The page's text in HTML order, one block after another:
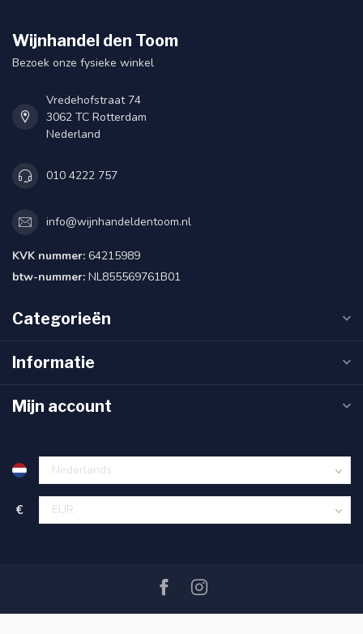
Wijnhandel den Toom
Bezoek onze fysieke winkel
Vredehofstraat 74
3062 TC Rotterdam
Nederland
010 4222 757
info@wijnhandeldentoom.nl
KVK nummer: 64215989
btw-nummer: NL855569761B01
Categorieën
Informatie
Mijn account
€